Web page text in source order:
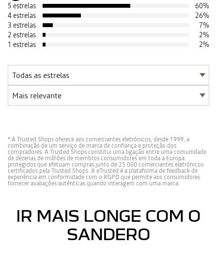
5 estrelas 60%
4 estrelas
26%
3 estrelas
7%
2 estrelas
2%
1 estrelas
2%
* A Trusted Shops oferece aos comerciantes eletrónicos, desde 1999, a
combinação de um serviço de marca de confiança e proteção dos
compradores. A Trusted Shops constitui uma ligação entre uma comunidade
de dezenas de milhões de membros consumidores em toda a Europa
protegidos que efetuam compras junto de 25 000 comerciantes eletrónicos
certificados pela Trusted Shops. A eTrusted é a plataforma de feedback de
experiência em conformidade com o RGPD que permite aos consumidores
fornecer avaliações autênticas quando interagem com uma marca.
IR MAIS LONGE COM O
SANDERO